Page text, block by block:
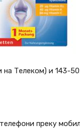
Телеком) и 143-
преку